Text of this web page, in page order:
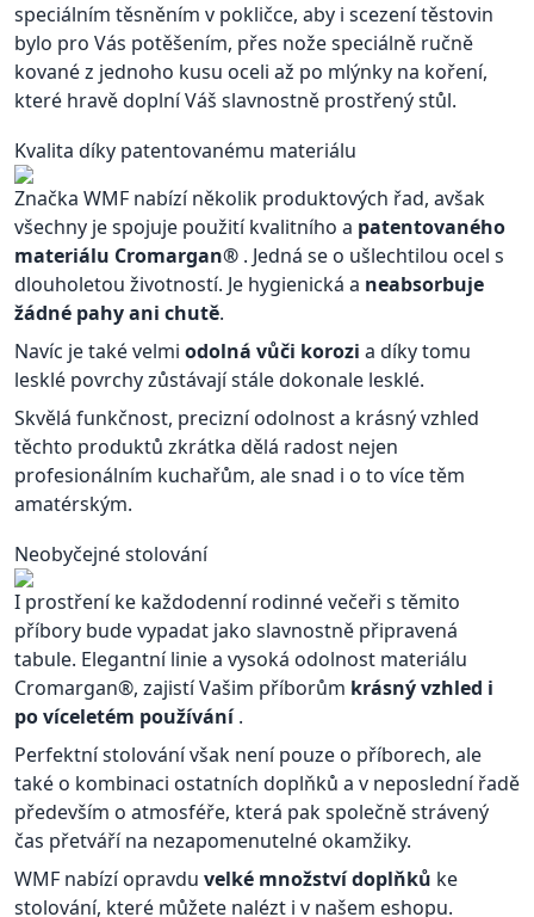
speciálním těsněním v pokličce, aby i scezení těstovin
bylo pro Vás potěšením, přes nože speciálně ručně
kované z jednoho kusu oceli až po mlýnky na koření,
které hravě doplní Váš slavnostně prostřený stůl.
Kvalita díky patentovanému materiálu
Značka WMF nabízí několik produktových řad, avšak
všechny je spojuje použití kvalitního a patentovaného
materiálu Cromargan® . Jedná se o ušlechtilou ocel s
dlouholetou životností. Je hygienická a neabsorbuje
žádné pahy ani chutě.
Navíc je také velmi odolná vůči korozi a díky tomu
lesklé povrchy zůstávají stále dokonale lesklé.
Skvělá funkčnost, precizní odolnost a krásný vzhled
těchto produktů zkrátka dělá radost nejen
profesionálním kuchařům, ale snad i o to více těm
amatérským.
Neobyčejné stolování
I prostření ke každodenní rodinné večeři s těmito
příbory bude vypadat jako slavnostně připravená
tabule. Elegantní linie a vysoká odolnost materiálu
Cromargan®, zajistí Vašim příborům krásný vzhled i
po víceletém používání.
Perfektní stolování však není pouze o příborech, ale
také o kombinaci ostatních doplňků a v neposlední řadě
především o atmosféře, která pak společně strávený
čas přetváří na nezapomenutelné okamžiky.
WMF nabízí opravdu velké množství doplňků ke
stolování, které můžete nalézt i v našem eshopu.